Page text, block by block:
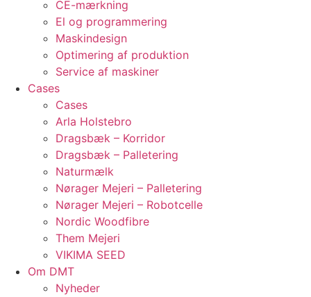
CE-mærkning
El og programmering
Maskindesign
Optimering af produktion
Service af maskiner
Cases
Cases
Arla Holstebro
Dragsbæk – Korridor
Dragsbæk – Palletering
Naturmælk
Nørager Mejeri – Palletering
Nørager Mejeri – Robotcelle
Nordic Woodfibre
Them Mejeri
VIKIMA SEED
Om DMT
Nyheder